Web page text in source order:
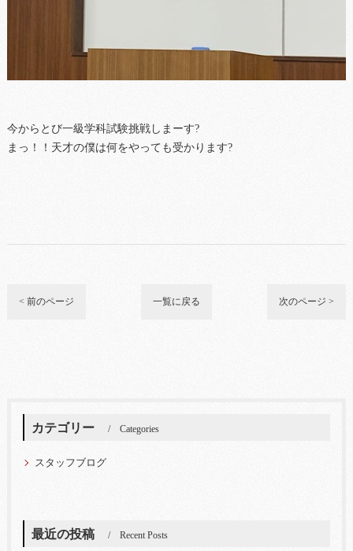
今からとび一級学科試験挑戦しまーす?
まっ！！天才の僕は何をやっても受かります?
< 前のページ 一覧に戻る 次のページ >
カテゴリー Categories
スタッフブログ
最近の投稿 Recent Posts